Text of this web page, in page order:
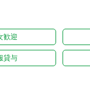
歓迎
貸与